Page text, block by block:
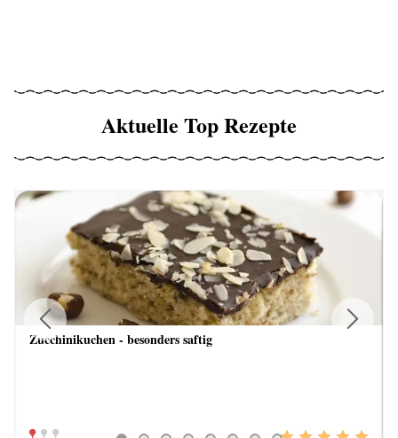
Aktuelle Top Rezepte
Zucchinikuchen - besonders saftig
Previous